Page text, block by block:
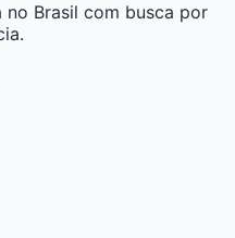
Brasil com busca por